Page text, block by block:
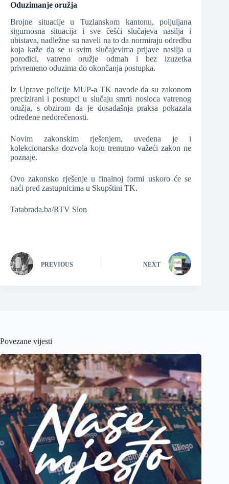
Oduzimanje oružja
Brojne situacije u Tuzlanskom kantonu, poljuljana
sigurnosna situacija i sve češći slučajeva nasilja i
ubistava, nadležne su naveli na to da normiraju odredbu
koja kaže da se u svim slučajevima prijave nasilja u
porodici, vatreno oružje odmah i bez izuzetka
privremeno oduzima do okončanja postupka.
Iz Uprave policije MUP-a TK navode da su zakonom
precizirani i postupci u slučaju smrti nosioca vatrenog
oružja, s obzirom da je dosadašnja praksa pokazala
određene nedorečenosti.
Novim zakonskim rješenjem, uvedena je i
kolekcionarska dozvola koju trenutno važeći zakon ne
poznaje.
Ovo zakonsko rješenje u finalnoj formi uskoro će se
naći pred zastupnicima u Skupštini TK.
Tatabrada.ba/RTV Slon
PREVIOUS NEXT
Povezane vijesti